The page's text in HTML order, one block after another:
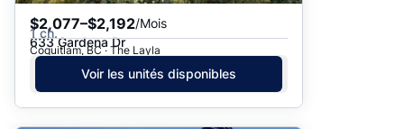
$2,077–$2,192/Mois
1 ch.
633 Gardena Dr
Coquitlam, BC · The Layla
Voir les unités disponibles